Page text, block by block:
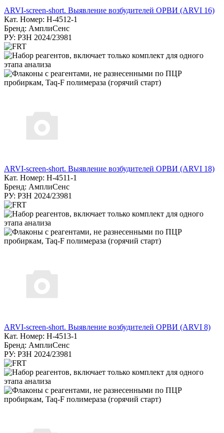
ARVI-screen-short. Выявление возбудителей ОРВИ (ARVI 16)
Кат. Номер: H-4512-1
Бренд: АмплиСенс
РУ: РЗН 2024/23981
ARVI-screen-short. Выявление возбудителей ОРВИ (ARVI 18)
Кат. Номер: Н-4511-1
Бренд: АмплиСенс
РУ: РЗН 2024/23981
ARVI-screen-short. Выявление возбудителей ОРВИ (ARVI 8)
Кат. Номер: H-4513-1
Бренд: АмплиСенс
РУ: РЗН 2024/23981